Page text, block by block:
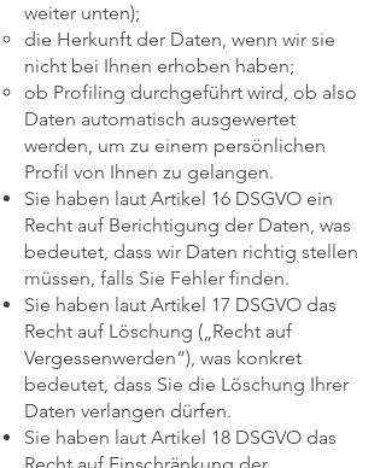
weiter unten);
die Herkunft der Daten, wenn wir sie
nicht bei Ihnen erhoben haben;
ob Profiling durchgeführt wird, ob also
Daten automatisch ausgewertet
werden, um zu einem persönlichen
Profil von Ihnen zu gelangen.
Sie haben laut Artikel 16 DSGVO ein
Recht auf Berichtigung der Daten, was
bedeutet, dass wir Daten richtig stellen
müssen, falls Sie Fehler finden.
Sie haben laut Artikel 17 DSGVO das
Recht auf Löschung („Recht auf
Vergessenwerden“), was konkret
bedeutet, dass Sie die Löschung Ihrer
Daten verlangen dürfen.
Sie haben laut Artikel 18 DSGVO das